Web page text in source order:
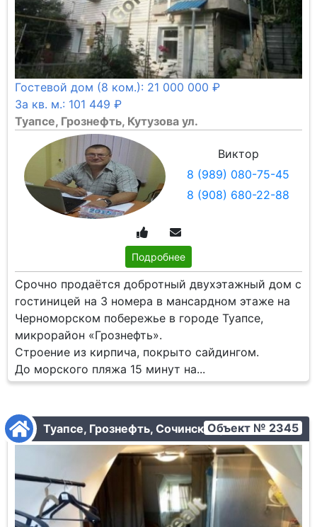
Гостевой дом (8 ком.): 21 000 000 ₽
За кв. м.: 101 449 ₽
Туапсе, Грознефть, Кутузова ул.
Виктор
8 (989) 080-75-45
8 (908) 680-22-88
Подробнее
Срочно продаётся добротный двухэтажный дом с
гостиницей на 3 номера в мансардном этаже на
Черноморском побережье в городе Туапсе,
микрорайон «Грознефть».
Строение из кирпича, покрыто сайдингом.
До морского пляжа 15 минут на...
Туапсе, Грознефть, Сочинская ул.Объект № 2345